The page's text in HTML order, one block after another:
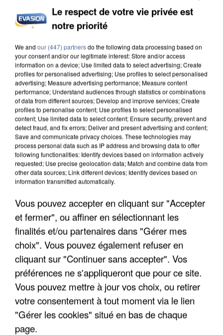
INCENDIES : L’ÎLE-DE-FRANCE LANCE UN ÉLAN
DE SOLIDARITÉ AVEC LES...
APRÈS TOUTES CES CANICULES, LES REFUGES
DE FAUNE SAUVAGE SONT...
Le respect de votre vie privée est
notre priorité
We and our (447) partnersdo the following data processing based on
your consent and/or our legitimate interest: Store and/or access
information on a device; Use limited data to select advertising; Create
profiles for personalised advertising; Use profiles to select personalised
advertising; Measure advertising performance; Measure content
performance; Understand audiences through statistics or combinations
of data from different sources; Develop and improve services; Create
profiles to personalise content; Use profiles to select personalised
content; Use limited data to select content; Ensure security, prevent and
detect fraud, and fix errors; Deliver and present advertising and content;
Save and communicate privacy choices. These technologies may
process personal data such as IP address and browsing data to offer
following functionalities: Identify devices based on information actively
requested; Use precise geolocation data; Match and combine data from
other data sources; Link different devices; Identify devices based on
information transmitted automatically.
Vous pouvez accepter en cliquant sur "Accepter
et fermer", ou affiner en sélectionnant les
finalités et/ou partenaires dans "Gérer mes
choix". Vous pouvez également refuser en
cliquant sur "Continuer sans accepter". Vos
préférences ne s'appliqueront que pour ce site.
Vous pouvez mettre à jour vos choix, ou retirer
votre consentement à tout moment via le lien
"Gérer les cookies" situé en bas de chaque
page.